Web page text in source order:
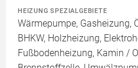
HEIZUNG SPEZIALGEBIETE
Wärmepumpe, Gasheizung,
BHKW, Holzheizung,
Fußbodenheizung, Kamin /